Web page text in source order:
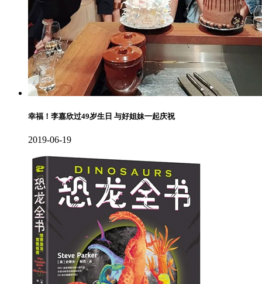
幸福！李嘉欣过49岁生日 与好姐妹一起庆祝
2019-06-19